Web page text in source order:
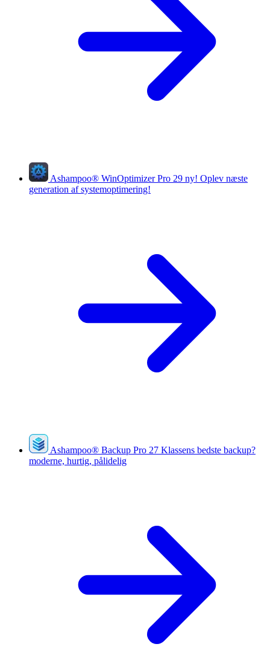
Ashampoo® WinOptimizer Pro 29 ny! Oplev næste
generation af systemoptimering!
Ashampoo® Backup Pro 27 Klassens bedste backup?
moderne, hurtig, pålidelig